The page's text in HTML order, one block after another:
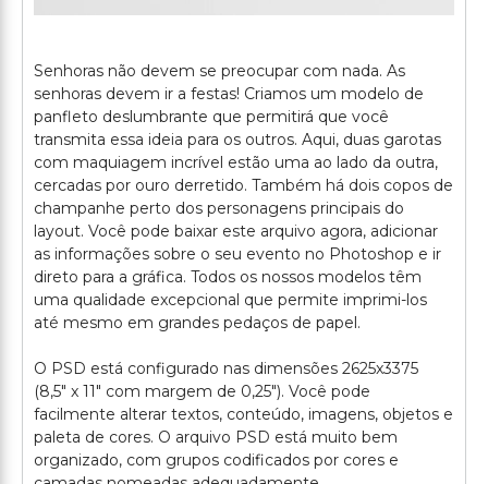
Senhoras não devem se preocupar com nada. As
senhoras devem ir a festas! Criamos um modelo de
panfleto deslumbrante que permitirá que você
transmita essa ideia para os outros. Aqui, duas garotas
com maquiagem incrível estão uma ao lado da outra,
cercadas por ouro derretido. Também há dois copos de
champanhe perto dos personagens principais do
layout. Você pode baixar este arquivo agora, adicionar
as informações sobre o seu evento no Photoshop e ir
direto para a gráfica. Todos os nossos modelos têm
uma qualidade excepcional que permite imprimi-los
até mesmo em grandes pedaços de papel.
O PSD está configurado nas dimensões 2625x3375
(8,5" x 11" com margem de 0,25"). Você pode
facilmente alterar textos, conteúdo, imagens, objetos e
paleta de cores. O arquivo PSD está muito bem
organizado, com grupos codificados por cores e